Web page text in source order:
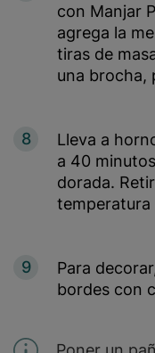
con Manjar
agrega la
tiras de
una brocha,
8
Lleva a
a 40
dorada.
temperatura
9
Para
bordes con